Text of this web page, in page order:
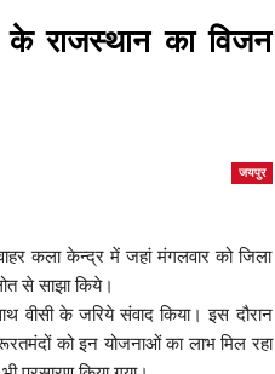
राजस्थान का विजन
जयपुर
कला केन्द्र में जहां मंगलवार को जिला
से साझा किये।
वीसी के जरिये संवाद किया। इस दौरान
को इन योजनाओं का लाभ मिल रहा